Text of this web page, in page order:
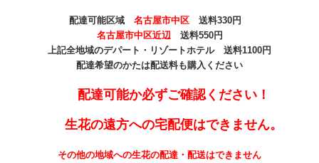
配達可能区域 名古屋市中区送料330円
名古屋市中区近辺送料550円
上記全地域のデパート・リゾートホテル 送料1100円
配達希望のかたは配送料も購入ください
配達可能か必ずご確認ください！
生花の遠方への宅配便はできません。
その他の地域への生花の配達・配送はできません